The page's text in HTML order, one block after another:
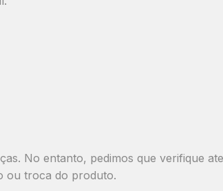
No entanto, pedimos que verifique
ou troca do produto.